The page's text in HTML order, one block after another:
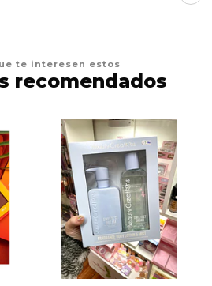
te interesen estos
recomendados